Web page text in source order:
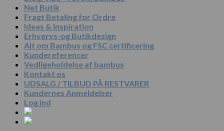
Net Butik
Fragt Betaling for Ordre
Ideas & Inspiration
Erhvervs-og Butikdesign
Alt om Bambus og FSC certificering
Kundereferencer
Vedligeholdelse af bambus
Kontakt os
UDSALG / TILBUD PÅ RESTVARER
Kundernes Anmeldelser
Log ind